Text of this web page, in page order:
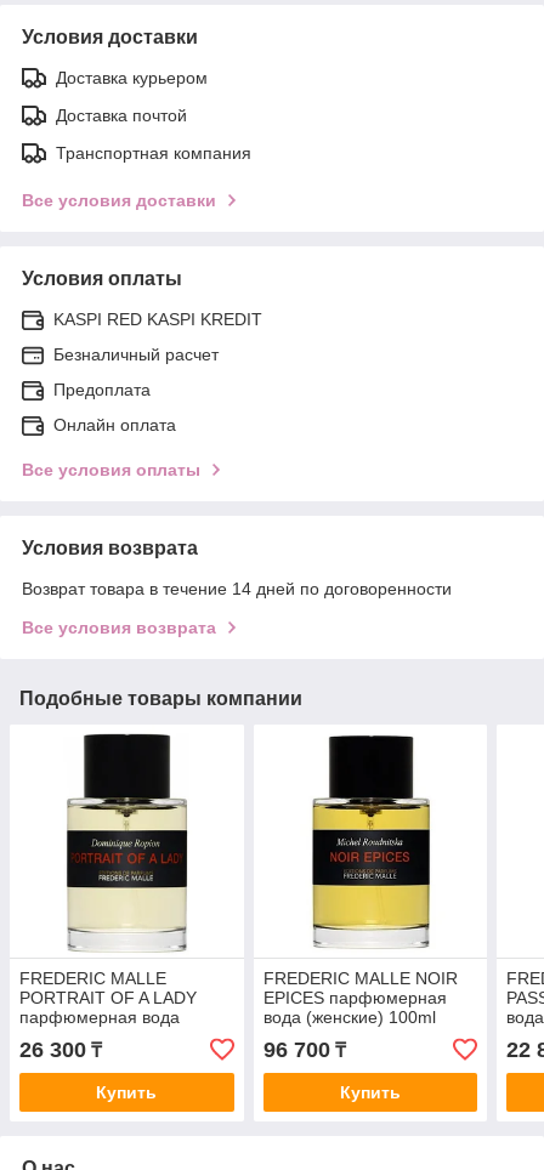
Условия доставки
Доставка курьером
Доставка почтой
Транспортная компания
Все условия доставки
Условия оплаты
KASPI RED KASPI KREDIT
Безналичный расчет
Предоплата
Онлайн оплата
Все условия оплаты
Условия возврата
Возврат товара в течение 14 дней по договоренности
Все условия возврата
Подобные товары компании
FREDERIC MALLE
PORTRAIT OF A LADY
парфюмерная вода
(женские) 10ml
ОТЛИВАНТ
26 300 ₸
Купить
FREDERIC MALLE NOIR
EPICES парфюмерная
вода (женские) 100ml
96 700₸
Купить
22